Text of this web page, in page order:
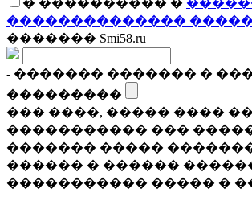
� ���������� �
��������������
������� Smi58.ru
- ������� ������� �
���������
��� ����, ����� ����
����������� ���
������� �����
������ � ������
����������� ����� �